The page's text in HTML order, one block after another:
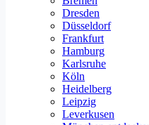
Dresden
Düsseldorf
Frankfurt
Hamburg
Karlsruhe
Köln
Heidelberg
Leipzig
Leverkusen